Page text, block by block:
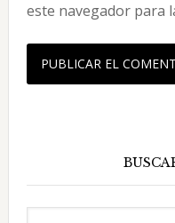
este navegador para
principal